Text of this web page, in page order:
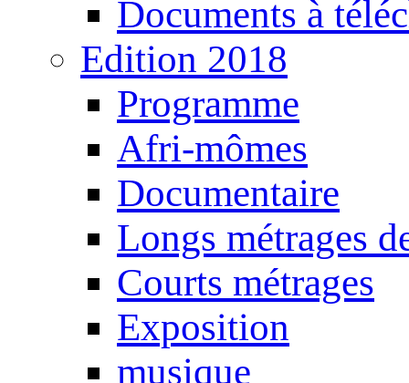
Documents à
Edition 2018
Programme
Afri-mômes
Documentaire
Longs métrages
Courts métrages
Exposition
musique